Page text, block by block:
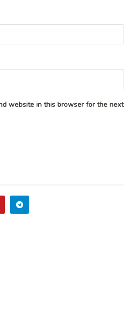
website in this browser for the next